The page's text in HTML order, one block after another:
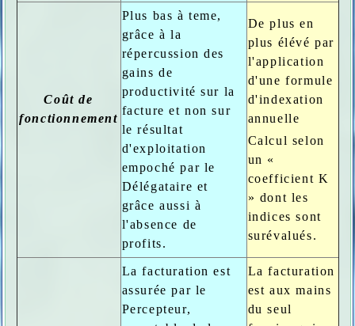
Coût de
fonctionnement
Plus bas à teme,
grâce à la
répercussion des
gains de
productivité sur la
facture et non sur
le résultat
d'exploitation
empoché par le
Délégataire et
grâce aussi à
l'absence de
profits.
De plus en
plus élévé par
l'application
d'une formule
d'indexation
annuelle
Calcul selon
un «
coefficient K
» dont les
indices sont
surévalués.
La facturation est
assurée par le
Percepteur,
La facturation
est aux mains
du seul